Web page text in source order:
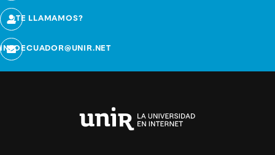
¿TE LLAMAMOS?
INFOECUADOR@UNIR.NET